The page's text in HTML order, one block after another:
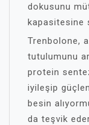
dokusunu
kapasitesine
Trenbolone,
tutulumunu
protein
iyileşip
besin
da teşvik